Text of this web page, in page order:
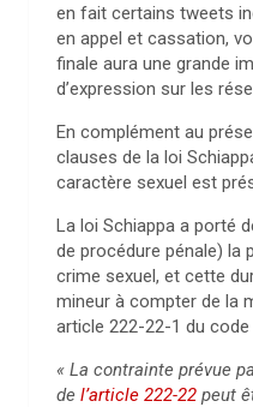
en fait certains tweets
en appel et cassation,
finale aura une grande
d’expression sur les
En complément au
clauses de la loi
caractère sexuel est
La loi Schiappa a porté
de procédure pénale) la
crime sexuel, et cette
mineur à compter de la
article 222-22-1 du code
« La contrainte prévue
de l’article 222-22 peut